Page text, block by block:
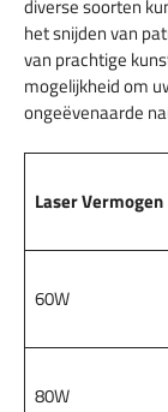
diverse soorten
het snijden van
van prachtige
mogelijkheid om
ongeëvenaarde
Laser Vermogen
60W
80W